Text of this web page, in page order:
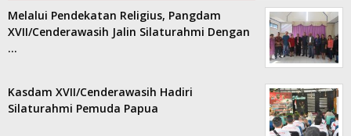
Melalui Pendekatan Religius, Pangdam
XVII/Cenderawasih Jalin Silaturahmi Dengan
…
Kasdam XVII/Cenderawasih Hadiri
Silaturahmi Pemuda Papua